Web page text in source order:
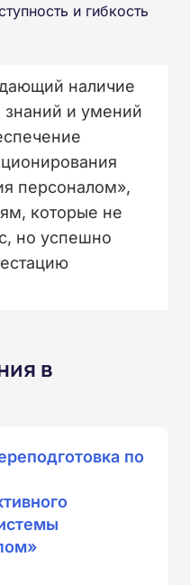
и гибкость
наличие
и умений
персоналом»,
которые не
но успешно
в
по